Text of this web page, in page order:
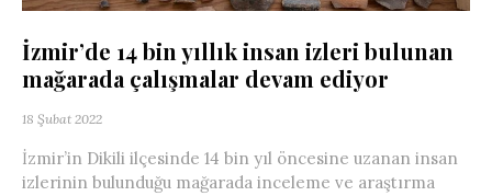
İzmir’de 14 bin yıllık insan izleri bulunan
mağarada çalışmalar devam ediyor
18 Şubat 2022
İzmir’in Dikili ilçesinde 14 bin yıl öncesine uzanan insan
izlerinin bulunduğu mağarada inceleme ve araştırma